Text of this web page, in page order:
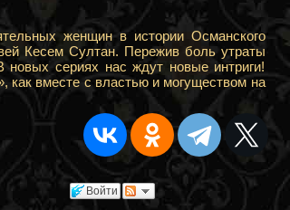
женщин в истории Османского
Кесем Султан. Пережив боль утраты
сериях нас ждут новые интриги!
как вместе с властью и могуществом на
Войти